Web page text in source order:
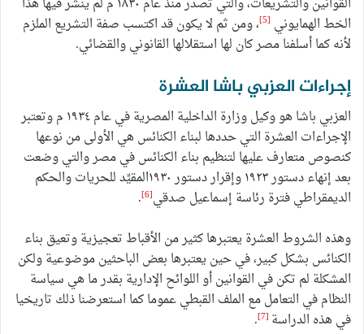
الخط الهمايوني [5] ، ومن ثم لا يكون قد اكتسب صفة التشريع الملزم
لأنه كما أسلفنا مصر كان لها استقلالها القانوني والقضائي.
إجراءات العزبي باشا العشرة
العزبي باشا هو وكيل وزارة الداخلية المصرية في عام ١٩٣٤ م وتعتبر
الإجراءات العشرة التي حددها لبناء الكنائس هي الأولى من نوعها
كنصوص متعارف عليها لتنظيم بناء الكنائس في مصر والتي وضعت
بعد إنهاء دستور ١٩٢٣ وإقرار دستور ١٩٣٠المقيِّد للحريات والحكم
الديمقراطي فترة رئاسة إسماعيل صدقي[6]
.
وهذه الشروط العشرة يعتبرها كثير من الأقباط تعجيزية وتعيق بناء
الكنائس بشكل كبير، في حين يعتبرها بعض الباحثين موضوعية ولكن
المشكلة لم تكن في القوانين أو اللوائح الإدارية بقدر ما هي سياسة
النظام في التعامل مع الملف القبطي عموما كما استعرضنا ذلك تاريخيا
في هذه الدراسة [7]
.